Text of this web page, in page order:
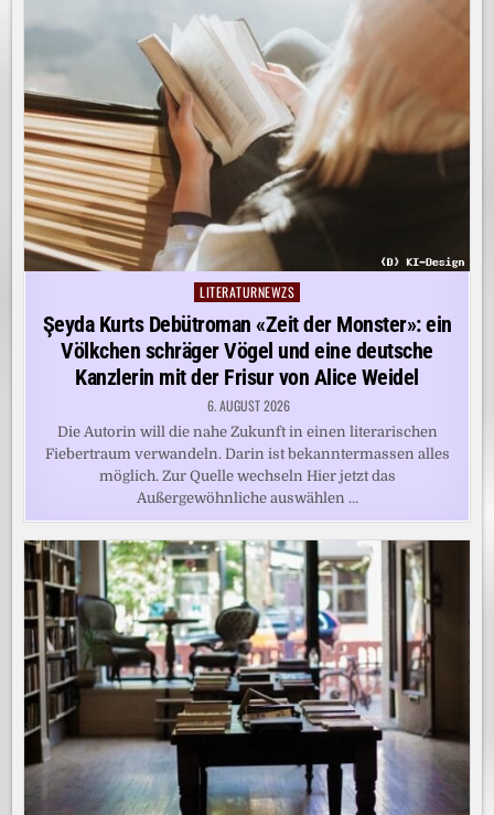
Posted
in
LITERATURNEWZS
Şeyda Kurts Debütroman «Zeit der Monster»: ein
Völkchen schräger Vögel und eine deutsche
Kanzlerin mit der Frisur von Alice Weidel
6. AUGUST 2026
Die Autorin will die nahe Zukunft in einen literarischen
Fiebertraum verwandeln. Darin ist bekanntermassen alles
möglich. Zur Quelle wechseln Hier jetzt das
Außergewöhnliche auswählen …